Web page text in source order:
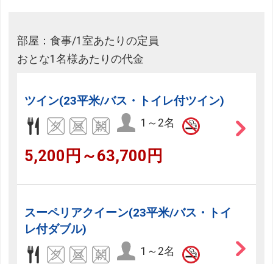
部屋：食事/1室あたりの定員
おとな1名様あたりの代金
ツイン(23平米/バス・トイレ付ツイン)
1～2名
5,200円～63,700円
スーペリアクイーン(23平米/バス・トイ
レ付ダブル)
1～2名